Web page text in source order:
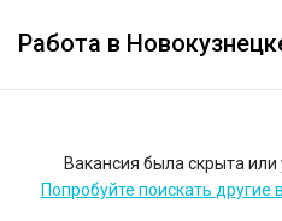
Работа в
Вакансия была скрыта
Попробуйте поискать